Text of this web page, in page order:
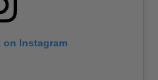
Instagram